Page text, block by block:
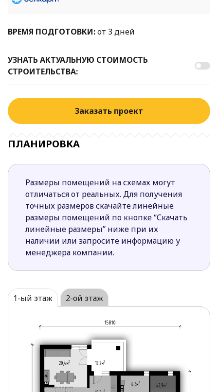
ВРЕМЯ ПОДГОТОВКИ:от 3 дней
УЗНАТЬ АКТУАЛЬНУЮ СТОИМОСТЬ
СТРОИТЕЛЬСТВА:
Заказать проект
ПЛАНИРОВКА
Размеры помещений на схемах могут
отличаться от реальных. Для получения
точных размеров скачайте линейные
размеры помещений по кнопке “Скачать
линейные размеры” ниже при их
наличии или запросите информацию у
менеджера компании.
1-ый этаж 2-ой этаж